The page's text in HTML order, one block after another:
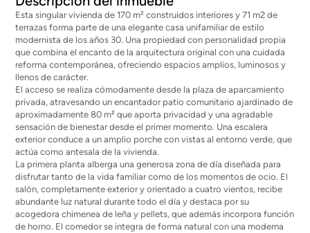
Esta singular vivienda de 170 m² construidos interiores y 71 m2 de
terrazas forma parte de una elegante casa unifamiliar de estilo
modernista de los años 30. Una propiedad con personalidad propia
que combina el encanto de la arquitectura original con una cuidada
reforma contemporánea, ofreciendo espacios amplios, luminosos y
llenos de carácter.
El acceso se realiza cómodamente desde la plaza de aparcamiento
privada, atravesando un encantador patio comunitario ajardinado de
aproximadamente 80 m² que aporta privacidad y una agradable
sensación de bienestar desde el primer momento. Una escalera
exterior conduce a un amplio porche con vistas al entorno verde, que
actúa como antesala de la vivienda.
La primera planta alberga una generosa zona de día diseñada para
disfrutar tanto de la vida familiar como de los momentos de ocio. El
salón, completamente exterior y orientado a cuatro vientos, recibe
abundante luz natural durante todo el día y destaca por su
acogedora chimenea de leña y pellets, que además incorpora función
de horno. El comedor se integra de forma natural con una moderna